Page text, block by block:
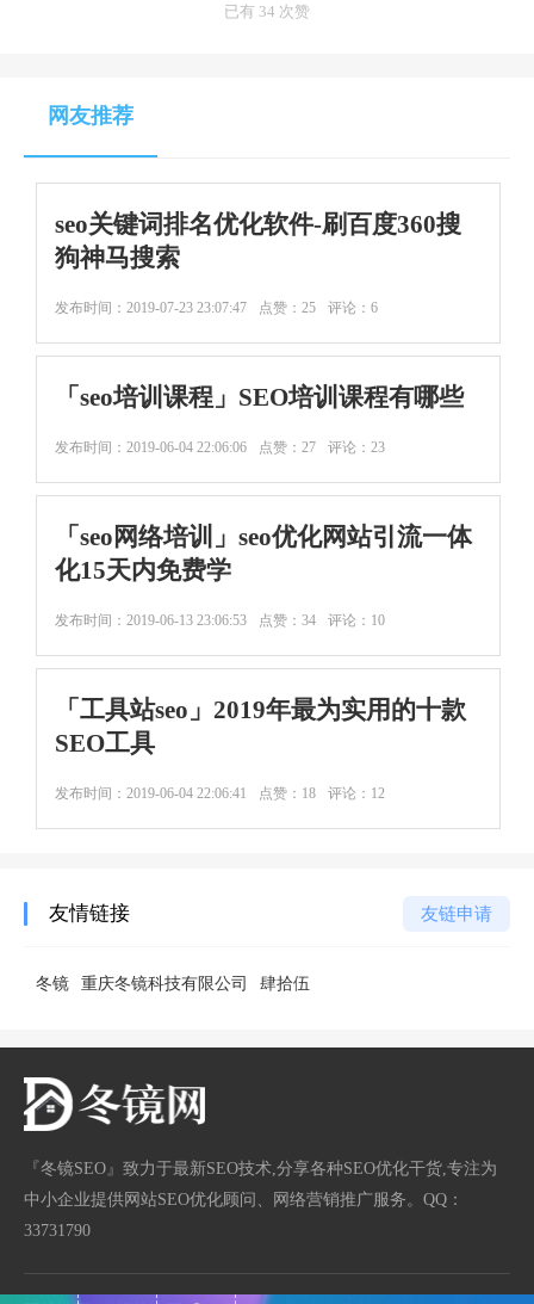
已有 34 次赞
网友推荐
seo关键词排名优化软件-刷百度360搜
狗神马搜索
发布时间： 2019-07-23 23:07:47 点赞：25 评论：6
「seo培训课程」SEO培训课程有哪些
发布时间： 2019-06-04 22:06:06 点赞：27 评论：23
「seo网络培训」seo优化网站引流一体
化15天内免费学
发布时间： 2019-06-13 23:06:53 点赞：34 评论：10
「工具站seo」2019年最为实用的十款
SEO工具
发布时间： 2019-06-04 22:06:41 点赞：18 评论：12
友情链接 友链申请
冬镜 重庆冬镜科技有限公司 肆拾伍
『冬镜SEO』致力于最新SEO技术,分享各种SEO优化干货,专注为
中小企业提供网站SEO优化顾问、网络营销推广服务。QQ：
33731790